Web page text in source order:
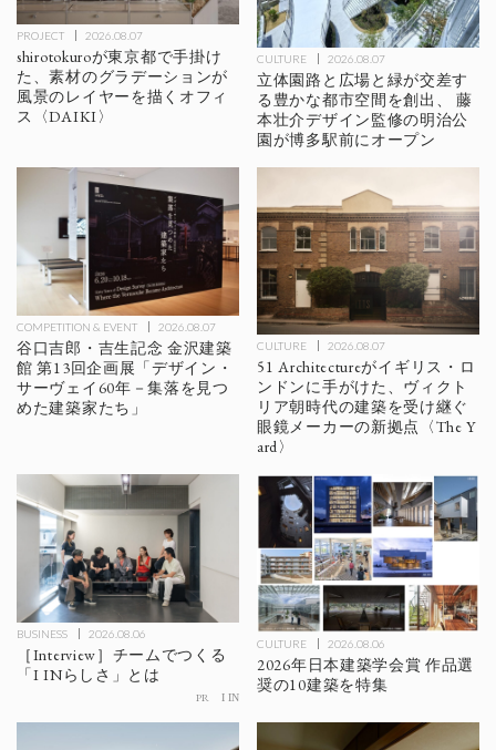
PROJECT 2026.08.07
shirotokuroが東京都で手掛け
た、素材のグラデーションが
風景のレイヤーを描くオフィ
ス〈DAIKI〉
CULTURE 2026.08.07
立体園路と広場と緑が交差す
る豊かな都市空間を創出、 藤
本壮介デザイン監修の明治公
園が博多駅前にオープン
COMPETITION & EVENT 2026.08.07
谷口吉郎・吉生記念 金沢建築
館 第13回企画展「デザイン・
サーヴェイ60年－集落を見つ
めた建築家たち」
CULTURE 2026.08.07
51 Architectureがイギリス・ロ
ンドンに手がけた、ヴィクト
リア朝時代の建築を受け継ぐ
眼鏡メーカーの新拠点〈The Y
ard〉
BUSINESS 2026.08.06
［Interview］チームでつくる
「I INらしさ」とは
PR I IN
CULTURE 2026.08.06
2026年日本建築学会賞 作品選
奨の10建築を特集